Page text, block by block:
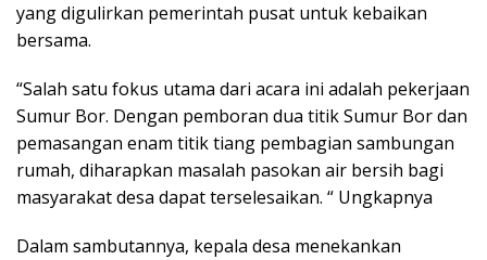
yang digulirkan pemerintah pusat untuk kebaikan
bersama.
“Salah satu fokus utama dari acara ini adalah pekerjaan
Sumur Bor. Dengan pemboran dua titik Sumur Bor dan
pemasangan enam titik tiang pembagian sambungan
rumah, diharapkan masalah pasokan air bersih bagi
masyarakat desa dapat terselesaikan. “ Ungkapnya
Dalam sambutannya, kepala desa menekankan